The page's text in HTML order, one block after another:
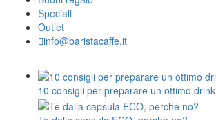
Speciali
Outlet
info@baristacaffe.it
10 consigli per preparare un ottimo drink